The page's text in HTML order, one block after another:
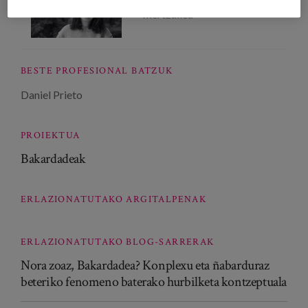
Ikertzailea
BESTE PROFESIONAL BATZUK
Daniel Prieto
PROIEKTUA
Bakardadeak
ERLAZIONATUTAKO ARGITALPENAK
ERLAZIONATUTAKO BLOG-SARRERAK
Nora zoaz, Bakardadea? Konplexu eta ñabarduraz
beteriko fenomeno baterako hurbilketa kontzeptuala